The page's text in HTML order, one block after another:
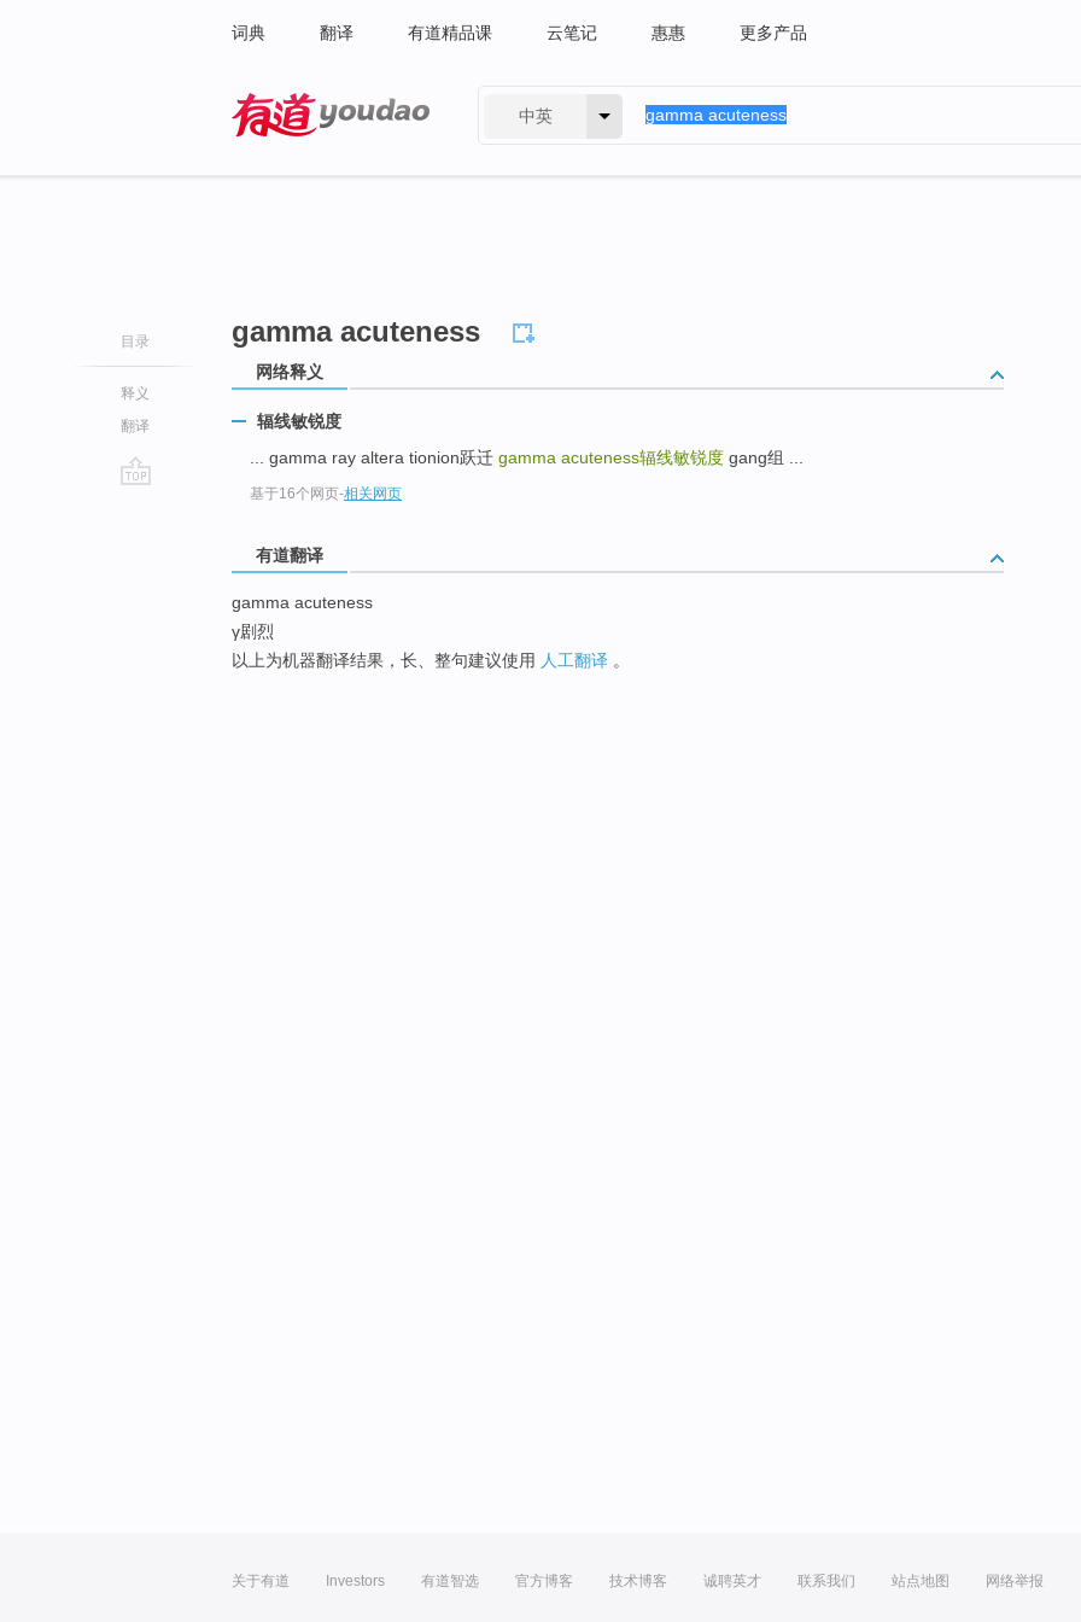
词典 翻译 有道精品课 云笔记 惠惠 更多产品
中英
目录
释义
翻译
gamma acuteness
网络释义
辐线敏锐度
... gamma ray altera tionion跃迁 gamma acuteness辐线敏锐度 gang组 ...
基于16个网页-相关网页
有道翻译
gamma acuteness
γ剧烈
以上为机器翻译结果，长、整句建议使用 人工翻译 。
关于有道 Investors 有道智选 官方博客 技术博客 诚聘英才 联系我们 站点地图 网络举报